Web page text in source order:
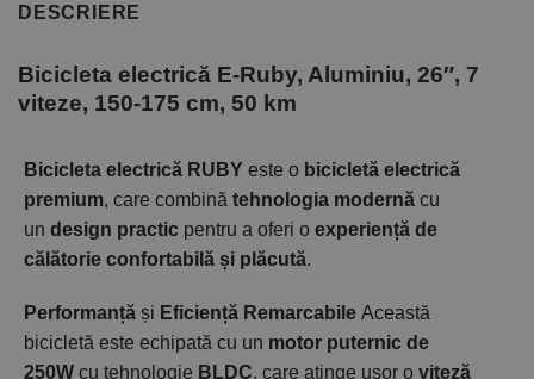
DESCRIERE
Bicicleta electrică E-Ruby, Aluminiu, 26″, 7
viteze, 150-175 cm, 50 km
Bicicleta electrică RUBY este o bicicletă electrică
premium, care combină tehnologia modernă cu
un design practic pentru a oferi o experiență de
călătorie confortabilă și plăcută.
Performanță și Eficiență Remarcabile Această
bicicletă este echipată cu un motor puternic de
250W cu tehnologie BLDC, care atinge ușor o viteză